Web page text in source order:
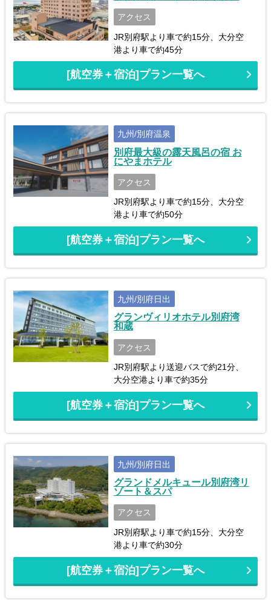
アクセス
JR別府駅より車で約15分、大分空
港より車で約45分
[航空券＋宿泊]プラン一覧へ
九州/別府温泉
別府最大級の露天風呂の宿 お
にやまホテル
アクセス
JR別府駅より車で約15分、大分空
港より車で約50分
[航空券＋宿泊]プラン一覧へ
九州/別府日出
グランヴィリオホテル別府湾
和蔵
アクセス
JR別府駅より送迎バスで約21分、
大分空港より車で約35分
[航空券＋宿泊]プラン一覧へ
九州/別府日出
グランドメルキュール別府湾リ
ゾート＆スパ
アクセス
JR別府駅より車で約15分、大分空
港より車で約30分
[航空券＋宿泊]プラン一覧へ